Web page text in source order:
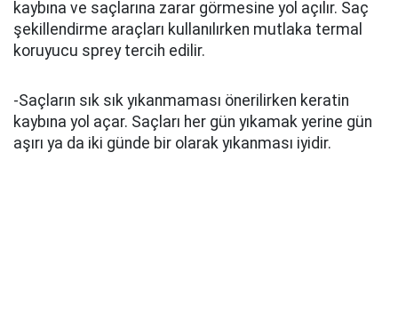
kaybına ve saçlarına zarar görmesine yol açılır. Saç
şekillendirme araçları kullanılırken mutlaka termal
koruyucu sprey tercih edilir.
-Saçların sık sık yıkanmaması önerilirken keratin
kaybına yol açar. Saçları her gün yıkamak yerine gün
aşırı ya da iki günde bir olarak yıkanması iyidir.